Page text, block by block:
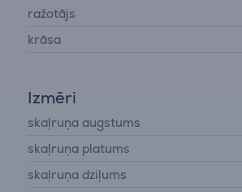
ražotājs
krāsa
Izmēri
skaļruņa augstums
skaļruņa platums
skaļruņa dziļums